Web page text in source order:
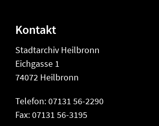
Kontakt
Stadtarchiv Heilbronn
Eichgasse 1
74072 Heilbronn
Telefon: 07131 56-2290
Fax: 07131 56-3195